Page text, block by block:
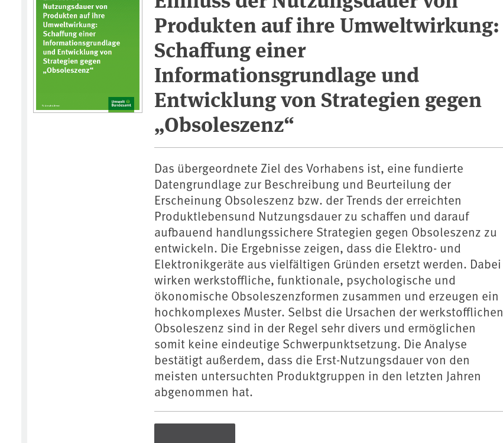
Produkten auf ihre Umweltwirkung:
Schaffung einer
Informationsgrundlage und
Entwicklung von Strategien gegen
„Obsoleszenz“
Das übergeordnete Ziel des Vorhabens ist, eine fundierte
Datengrundlage zur Beschreibung und Beurteilung der
Erscheinung Obsoleszenz bzw. der Trends der erreichten
Produktlebensund Nutzungsdauer zu schaffen und darauf
aufbauend handlungssichere Strategien gegen Obsoleszenz zu
entwickeln. Die Ergebnisse zeigen, dass die Elektro- und
Elektronikgeräte aus vielfältigen Gründen ersetzt werden. Dabei
wirken werkstoffliche, funktionale, psychologische und
ökonomische Obsoleszenzformen zusammen und erzeugen ein
hochkomplexes Muster. Selbst die Ursachen der werkstofflichen
Obsoleszenz sind in der Regel sehr divers und ermöglichen
somit keine eindeutige Schwerpunktsetzung. Die Analyse
bestätigt außerdem, dass die Erst-Nutzungsdauer von den
meisten untersuchten Produktgruppen in den letzten Jahren
abgenommen hat.